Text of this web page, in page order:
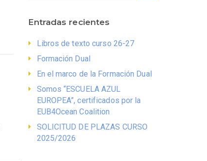
Entradas recientes
Libros de texto curso 26-27
Formación Dual
En el marco de la Formación Dual
Somos “ESCUELA AZUL
EUROPEA”, certificados por la
EUB4Ocean Coalition
SOLICITUD DE PLAZAS CURSO
2025/2026